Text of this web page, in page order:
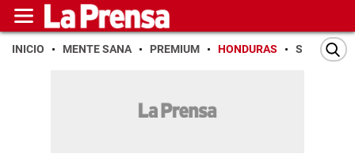
INICIO MENTE SANA PREMIUM HONDURAS SAN PEDRO